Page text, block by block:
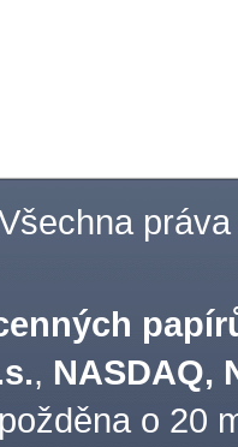
práva
, NASDAQ,
o 20